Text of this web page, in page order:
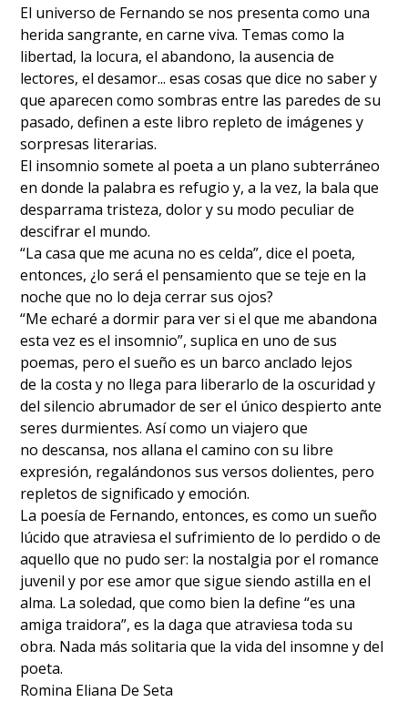
El universo de Fernando se nos presenta como una
herida sangrante, en carne viva. Temas como la
libertad, la locura, el abandono, la ausencia de
lectores, el desamor... esas cosas que dice no saber y
que aparecen como sombras entre las paredes de su
pasado, definen a este libro repleto de imágenes y
sorpresas literarias.
El insomnio somete al poeta a un plano subterráneo
en donde la palabra es refugio y, a la vez, la bala que
desparrama tristeza, dolor y su modo peculiar de
descifrar el mundo.
“La casa que me acuna no es celda”, dice el poeta,
entonces, ¿lo será el pensamiento que se teje en la
noche que no lo deja cerrar sus ojos?
“Me echaré a dormir para ver si el que me abandona
esta vez es el insomnio”, suplica en uno de sus
poemas, pero el sueño es un barco anclado lejos
de la costa y no llega para liberarlo de la oscuridad y
del silencio abrumador de ser el único despierto ante
seres durmientes. Así como un viajero que
no descansa, nos allana el camino con su libre
expresión, regalándonos sus versos dolientes, pero
repletos de significado y emoción.
La poesía de Fernando, entonces, es como un sueño
lúcido que atraviesa el sufrimiento de lo perdido o de
aquello que no pudo ser: la nostalgia por el romance
juvenil y por ese amor que sigue siendo astilla en el
alma. La soledad, que como bien la define “es una
amiga traidora”, es la daga que atraviesa toda su
obra. Nada más solitaria que la vida del insomne y del
poeta.
Romina Eliana De Seta